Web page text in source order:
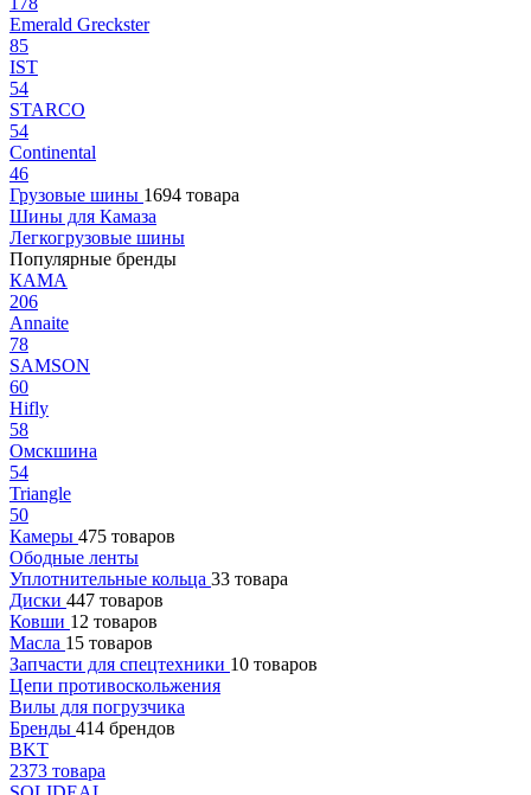
Emerald Greckster
85
IST
54
STARCO
54
Continental
46
Грузовые шины 1694 товара
Шины для Камаза
Легкогрузовые шины
Популярные бренды
КАМА
206
Annaite
78
SAMSON
60
Hifly
58
Омскшина
54
Triangle
50
Камеры 475 товаров
Ободные ленты
Уплотнительные кольца 33 товара
Диски 447 товаров
Ковши 12 товаров
Масла 15 товаров
Запчасти для спецтехники 10 товаров
Цепи противоскольжения
Вилы для погрузчика
Бренды 414 брендов
BKT
2373 товара